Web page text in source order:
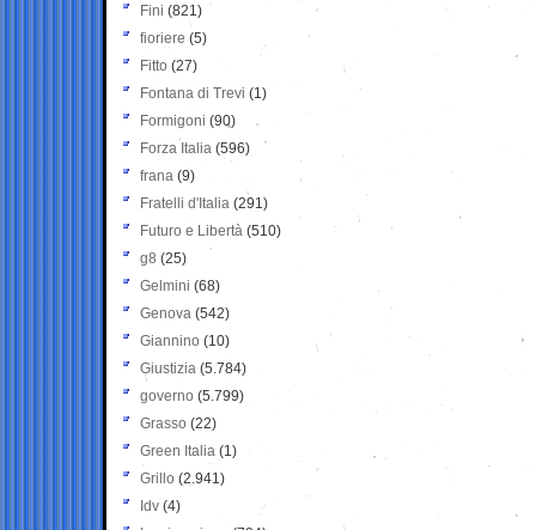
Fini (821)
fioriere (5)
Fitto (27)
Fontana di Trevi (1)
Formigoni (90)
Forza Italia (596)
frana (9)
Fratelli d'Italia (291)
Futuro e Libertà (510)
g8 (25)
Gelmini (68)
Genova (542)
Giannino (10)
Giustizia (5.784)
governo (5.799)
Grasso (22)
Green Italia (1)
Grillo (2.941)
Idv (4)